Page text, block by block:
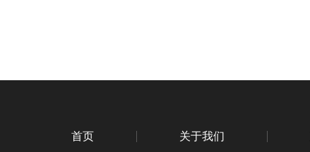
首页 关于我们